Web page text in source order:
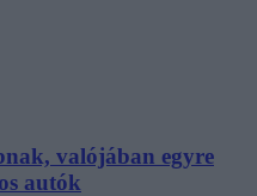
valójában egyre
autók